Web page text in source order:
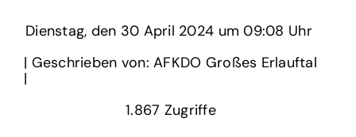
Dienstag, ‏‏‎ ‎den 30 April 2024 um‏‏‎ ‎
09:08 Uhr‏‏‎ ‎
‎| Geschrieben von: AFKDO Großes Erlauftal
| ‎
1.867‏‏‎ ‎Zugriffe